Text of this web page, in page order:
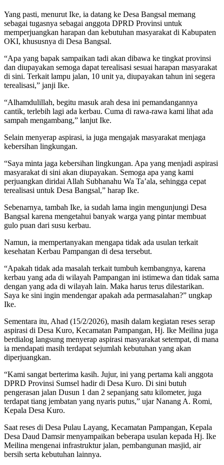
Yang pasti, menurut Ike, ia datang ke Desa Bangsal memang
sebagai tugasnya sebagai anggota DPRD Provinsi untuk
memperjuangkan harapan dan kebutuhan masyarakat di Kabupaten
OKI, khususnya di Desa Bangsal.
“Apa yang bapak sampaikan tadi akan dibawa ke tingkat provinsi
dan diupayakan semoga dapat terealisasi sesuai harapan masyarakat
di sini. Terkait lampu jalan, 10 unit ya, diupayakan tahun ini segera
terealisasi,” janji Ike.
“Alhamdulillah, begitu masuk arah desa ini pemandangannya
cantik, terlebih lagi ada kerbau. Cuma di rawa-rawa kami lihat ada
sampah mengambang,” lanjut Ike.
Selain menyerap aspirasi, ia juga mengajak masyarakat menjaga
kebersihan lingkungan.
“Saya minta jaga kebersihan lingkungan. Apa yang menjadi aspirasi
masyarakat di sini akan diupayakan. Semoga apa yang kami
perjuangkan diridai Allah Subhanahu Wa Ta’ala, sehingga cepat
terealisasi untuk Desa Bangsal,” harap Ike.
Sebenarnya, tambah Ike, ia sudah lama ingin mengunjungi Desa
Bangsal karena mengetahui banyak warga yang pintar membuat
gulo puan dari susu kerbau.
Namun, ia mempertanyakan mengapa tidak ada usulan terkait
kesehatan Kerbau Pampangan di desa tersebut.
“Apakah tidak ada masalah terkait tumbuh kembangnya, karena
kerbau yang ada di wilayah Pampangan ini istimewa dan tidak sama
dengan yang ada di wilayah lain. Maka harus terus dilestarikan.
Saya ke sini ingin mendengar apakah ada permasalahan?” ungkap
Ike.
Sementara itu, Ahad (15/2/2026), masih dalam kegiatan reses serap
aspirasi di Desa Kuro, Kecamatan Pampangan, Hj. Ike Meilina juga
berdialog langsung menyerap aspirasi masyarakat setempat, di mana
ia mendapati masih terdapat sejumlah kebutuhan yang akan
diperjuangkan.
“Kami sangat berterima kasih. Jujur, ini yang pertama kali anggota
DPRD Provinsi Sumsel hadir di Desa Kuro. Di sini butuh
pengerasan jalan Dusun 1 dan 2 sepanjang satu kilometer, juga
terdapat tiang jembatan yang nyaris putus,” ujar Nanang A. Romi,
Kepala Desa Kuro.
Saat reses di Desa Pulau Layang, Kecamatan Pampangan, Kepala
Desa Daud Damsir menyampaikan beberapa usulan kepada Hj. Ike
Meilina mengenai infrastruktur jalan, pembangunan masjid, air
bersih serta kebutuhan lainnya.